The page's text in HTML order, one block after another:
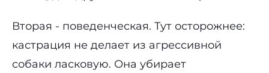
Вторая - поведенческая. Тут осторожнее:
кастрация не делает из агрессивной
собаки ласковую. Она убирает